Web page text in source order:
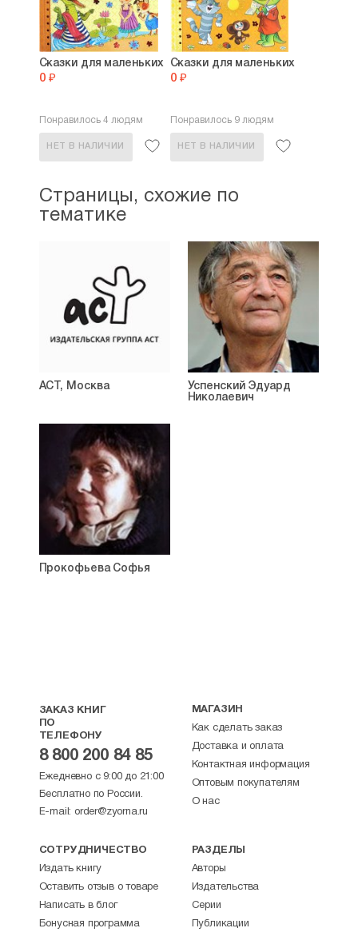
Сказки для маленьких
0 ₽
Понравилось 4 людям
НЕТ В НАЛИЧИИ
Сказки для маленьких
0 ₽
Понравилось 9 людям
НЕТ В НАЛИЧИИ
Страницы, схожие по
тематике
АСТ, Москва
Успенский Эдуард
Николаевич
Прокофьева Софья
ЗАКАЗ КНИГ
ПО
ТЕЛЕФОНУ
8 800 200 84 85
Ежедневно с 9:00 до 21:00
Бесплатно по России.
E-mail: order@zyorna.ru
МАГАЗИН
Как сделать заказ
Доставка и оплата
Контактная информация
Оптовым покупателям
О нас
СОТРУДНИЧЕСТВО
Издать книгу
Оставить отзыв о товаре
Написать в блог
Бонусная программа
РАЗДЕЛЫ
Авторы
Издательства
Серии
Публикации